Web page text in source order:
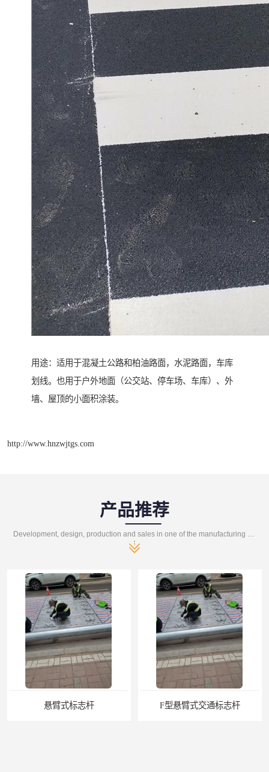
用途：适用于混凝土公路和柏油路面，水泥路面，车库
划线。也用于户外地面（公交站、停车场、车库）、外
墙、屋顶的小面积涂装。
http://www.hnzwjtgs.com
产品推荐
Development, design, production and sales in one of the manufacturing enterprises
F型悬臂式交通标志杆